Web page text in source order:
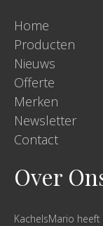
Home
Producten
Nieuws
Offerte
Merken
Newsletter
Contact
Over
KachelsMario